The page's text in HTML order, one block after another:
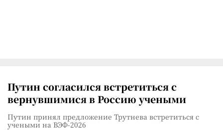
Путин согласился встретиться с
вернувшимися в Россию учеными
Путин принял предложение Трутнева встретиться с
учеными на ВЭФ-2026